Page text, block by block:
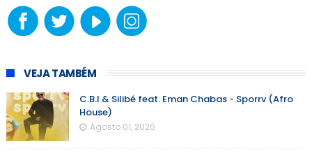
VEJA TAMBÉM
C.B.I & Silibé feat. Eman Chabas - Sporrv (Afro
House)
Agosto 01, 2026